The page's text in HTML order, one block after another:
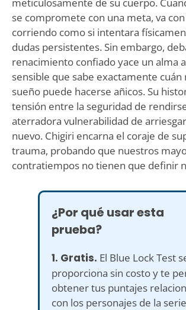
se compromete con una meta, va
corriendo como si intentara
dudas persistentes. Sin embargo,
renacimiento confiado yace un alma
sensible que sabe exactamente cuán
sueño puede hacerse añicos. Su
tensión entre la seguridad de
aterradora vulnerabilidad de
nuevo. Chigiri encarna el coraje de
trauma, probando que nuestros
contratiempos no tienen que definir
¿Por qué usar esta
prueba?
1. Gratis. El Blue Lock Test
proporciona sin costo y te
obtener tus puntajes
con los personajes de la